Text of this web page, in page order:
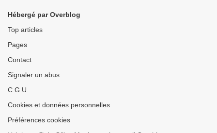
Hébergé par Overblog
Top articles
Pages
Contact
Signaler un abus
C.G.U.
Cookies et données personnelles
Préférences cookies